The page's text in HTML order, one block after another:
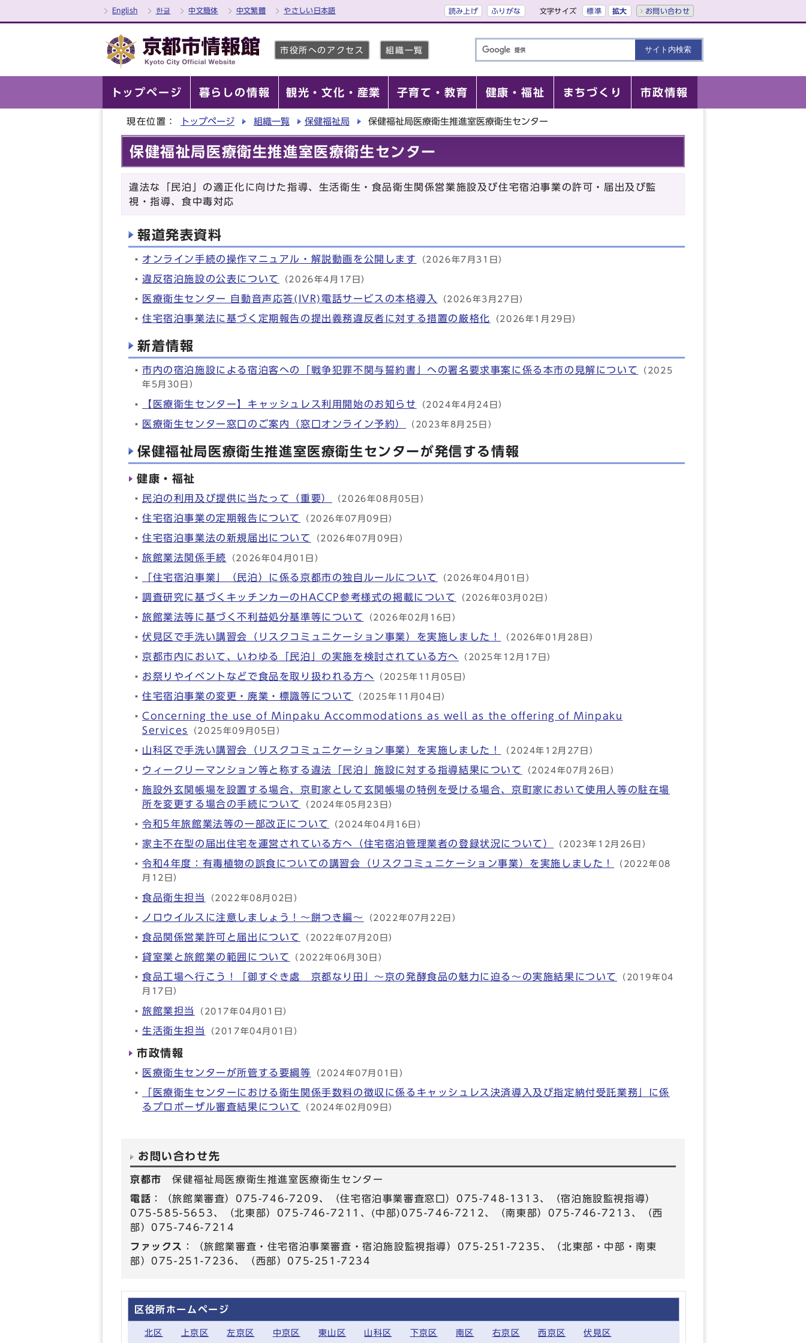
English 한글 中文簡体 中文繁體 やさしい日本語 読み上げ ふりがな 文字サイズ 標準 拡大 お問い合わせ
市役所へのアクセス 組織一覧
トップページ 暮らしの情報 観光・文化・産業 子育て・教育 健康・福祉 まちづくり 市政情報
現在位置： トップページ 組織一覧 保健福祉局 保健福祉局医療衛生推進室医療衛生センター
保健福祉局医療衛生推進室医療衛生センター
違法な「民泊」の適正化に向けた指導、生活衛生・食品衛生関係営業施設及び住宅宿泊事業の許可・届出及び監
視・指導、食中毒対応
報道発表資料
オンライン手続の操作マニュアル・解説動画を公開します （2026年7月31日）
違反宿泊施設の公表について （2026年4月17日）
医療衛生センター 自動音声応答(IVR)電話サービスの本格導入 （2026年3月27日）
住宅宿泊事業法に基づく定期報告の提出義務違反者に対する措置の厳格化 （2026年1月29日）
新着情報
市内の宿泊施設による宿泊客への「戦争犯罪不関与誓約書」への署名要求事案に係る本市の見解について （2025
年5月30日）
【医療衛生センター】キャッシュレス利用開始のお知らせ
（2024年4月24日）
医療衛生センター窓口のご案内（窓口オンライン予約） （2023年8月25日）
保健福祉局医療衛生推進室医療衛生センターが発信する情報
健康・福祉
民泊の利用及び提供に当たって（重要） （2026年08月05日）
住宅宿泊事業の定期報告について （2026年07月09日）
住宅宿泊事業法の新規届出について （2026年07月09日）
旅館業法関係手続 （2026年04月01日）
「住宅宿泊事業」（民泊）に係る京都市の独自ルールについて （2026年04月01日）
調査研究に基づくキッチンカーのHACCP参考様式の掲載について （2026年03月02日）
旅館業法等に基づく不利益処分基準等について （2026年02月16日）
伏見区で手洗い講習会（リスクコミュニケーション事業）を実施しました！ （2026年01月28日）
京都市内において、いわゆる「民泊」の実施を検討されている方へ （2025年12月17日）
お祭りやイベントなどで食品を取り扱われる方へ （2025年11月05日）
住宅宿泊事業の変更・廃業・標識等について （2025年11月04日）
Concerning the use of Minpaku Accommodations as well as the offering of Minpaku
Services
（2025年09月05日）
山科区で手洗い講習会（リスクコミュニケーション事業）を実施しました！ （2024年12月27日）
ウィークリーマンション等と称する違法「民泊」施設に対する指導結果について （2024年07月26日）
施設外玄関帳場を設置する場合、京町家として玄関帳場の特例を受ける場合、京町家において使用人等の駐在場
所を変更する場合の手続について
（2024年05月23日）
令和5年旅館業法等の一部改正について （2024年04月16日）
家主不在型の届出住宅を運営されている方へ（住宅宿泊管理業者の登録状況について） （2023年12月26日）
令和4年度：有毒植物の誤食についての講習会（リスクコミュニケーション事業）を実施しました！ （2022年08
月12日）
食品衛生担当
（2022年08月02日）
ノロウイルスに注意しましょう！～餅つき編～ （2022年07月22日）
食品関係営業許可と届出について （2022年07月20日）
貸室業と旅館業の範囲について （2022年06月30日）
食品工場へ行こう！「御すぐき處 京都なり田」～京の発酵食品の魅力に迫る～の実施結果について （2019年04
月17日）
旅館業担当
（2017年04月01日）
生活衛生担当 （2017年04月01日）
市政情報
医療衛生センターが所管する要綱等 （2024年07月01日）
「医療衛生センターにおける衛生関係手数料の徴収に係るキャッシュレス決済導入及び指定納付受託業務」に係
るプロポーザル審査結果について
（2024年02月09日）
お問い合わせ先
京都市
保健福祉局医療衛生推進室医療衛生センター
電話 ：（旅館業審査）075-746-7209、（住宅宿泊事業審査窓口）075-748-1313、（宿泊施設監視指導）
075-585-5653、（北東部）075-746-7211、(中部)075-746-7212、（南東部）075-746-7213、（西
部）075-746-7214
ファックス
：（旅館業審査・住宅宿泊事業審査・宿泊施設監視指導）075-251-7235、（北東部・中部・南東
部）075-251-7236、（西部）075-251-7234
区役所ホームページ
北区 上京区 左京区 中京区 東山区 山科区 下京区 南区 右京区 西京区 伏見区